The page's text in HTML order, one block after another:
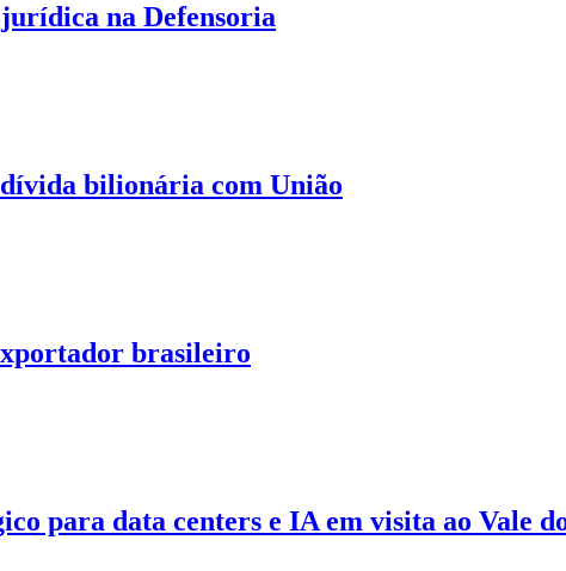
na Defensoria
bilionária com União
brasileiro
para data centers e IA em visita ao Vale